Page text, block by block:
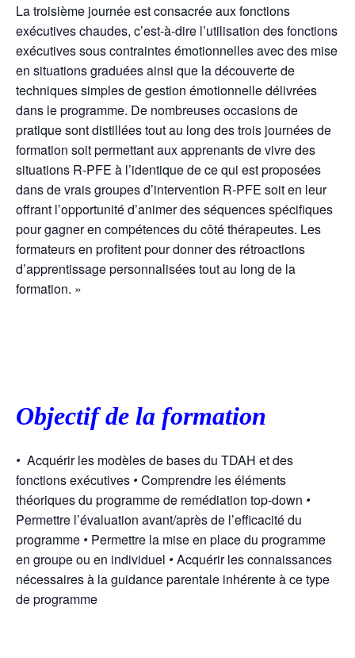
La troisième journée est consacrée aux fonctions
exécutives chaudes, c’est-à-dire l’utilisation des fonctions
exécutives sous contraintes émotionnelles avec des mise
en situations graduées ainsi que la découverte de
techniques simples de gestion émotionnelle délivrées
dans le programme. De nombreuses occasions de
pratique sont distillées tout au long des trois journées de
formation soit permettant aux apprenants de vivre des
situations R-PFE à l’identique de ce qui est proposées
dans de vrais groupes d’intervention R-PFE soit en leur
offrant l’opportunité d’animer des séquences spécifiques
pour gagner en compétences du côté thérapeutes. Les
formateurs en profitent pour donner des rétroactions
d’apprentissage personnalisées tout au long de la
formation. »
Objectif de la formation
• Acquérir les modèles de bases du TDAH et des
fonctions exécutives •Comprendre les éléments
théoriques du programme de remédiation top-down •
Permettre l’évaluation avant/après de l’efficacité du
programme • Permettre la mise en place du programme
en groupe ou en individuel •Acquérir les connaissances
nécessaires à la guidance parentale inhérente à ce type
de programme